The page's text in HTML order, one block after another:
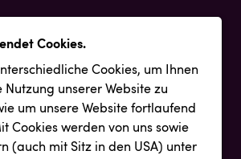
Cookies.
Cookies, um Ihnen
unserer Website zu
um unsere Website fortlaufend
Cookies werden von uns sowie
(auch mit Sitz in den USA) unter